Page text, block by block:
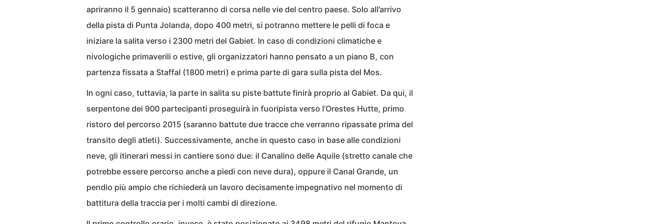
apriranno il 5 gennaio) scatteranno di corsa nelle vie del centro paese. Solo all’arrivo
della pista di Punta Jolanda, dopo 400 metri, si potranno mettere le pelli di foca e
iniziare la salita verso i 2300 metri del Gabiet. In caso di condizioni climatiche e
nivologiche primaverili o estive, gli organizzatori hanno pensato a un piano B, con
partenza fissata a Staffal (1800 metri) e prima parte di gara sulla pista del Mos.
In ogni caso, tuttavia, la parte in salita su piste battute finirà proprio al Gabiet. Da qui, il
serpentone dei 900 partecipanti proseguirà in fuoripista verso l’Orestes Hutte, primo
ristoro del percorso 2015 (saranno battute due tracce che verranno ripassate prima del
transito degli atleti). Successivamente, anche in questo caso in base alle condizioni
neve, gli itinerari messi in cantiere sono due: il Canalino delle Aquile (stretto canale che
potrebbe essere percorso anche a piedi con neve dura), oppure il Canal Grande, un
pendio più ampio che richiederà un lavoro decisamente impegnativo nel momento di
battitura della traccia per i molti cambi di direzione.